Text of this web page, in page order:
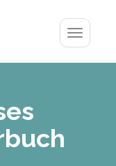
Toggle